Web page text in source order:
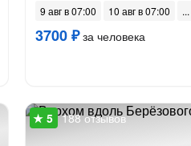
9 авг в 07:00 10 авг в 07:00
3700 ₽за человека
188 отзывов